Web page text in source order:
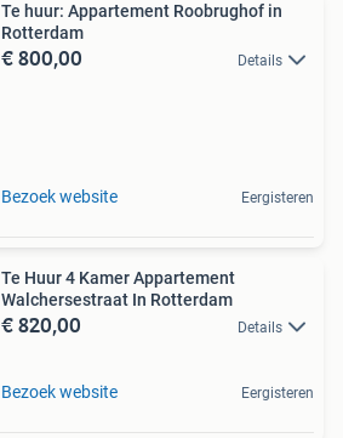
Te huur: Appartement Roobrughof in
Rotterdam
€ 800,00 Details
Bezoek website Eergisteren
Te Huur 4 Kamer Appartement
Walchersestraat In Rotterdam
€ 820,00 Details
Bezoek website Eergisteren